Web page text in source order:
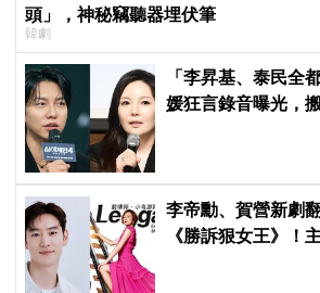
頭」，神秘竊聽器埋伏筆
韓劇
「李昇基、泰民全
媛狂言錄音曝光，
李帝勳、賀營新劇
《勝訴狠女王》！